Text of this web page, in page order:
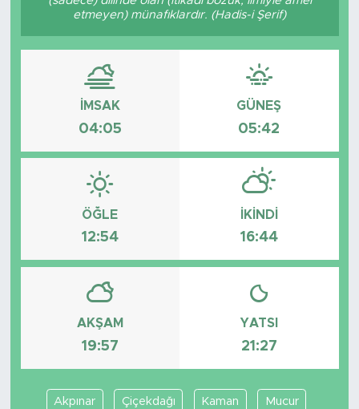
etmeyen) münafıklardır. (Hadis-i Şerif)
İMSAK
04:05
GÜNEŞ
05:42
ÖĞLE
12:54
İKINDI
16:44
AKŞAM
19:57
YATSI
21:27
Akpınar Çiçekdağı Kaman Mucur
Resmi İlanlar
Söyleşi
Foto Şaka
Teknoloji
Politika